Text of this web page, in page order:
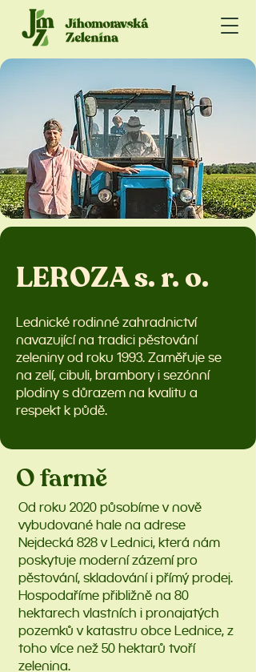
LEROZA s. r. o.
Lednické rodinné zahradnictví
navazující na tradici pěstování
zeleniny od roku 1993. Zaměřuje se
na zelí, cibuli, brambory i sezónní
plodiny s důrazem na kvalitu a
respekt k půdě.
O farmě
Od roku 2020 působíme v nově
vybudované hale na adrese
Nejdecká 828 v Lednici, která nám
poskytuje moderní zázemí pro
pěstování, skladování i přímý prodej.
Hospodaříme přibližně na 80
hektarech vlastních i pronajatých
pozemků v katastru obce Lednice, z
toho více než 50 hektarů tvoří
zelenina.